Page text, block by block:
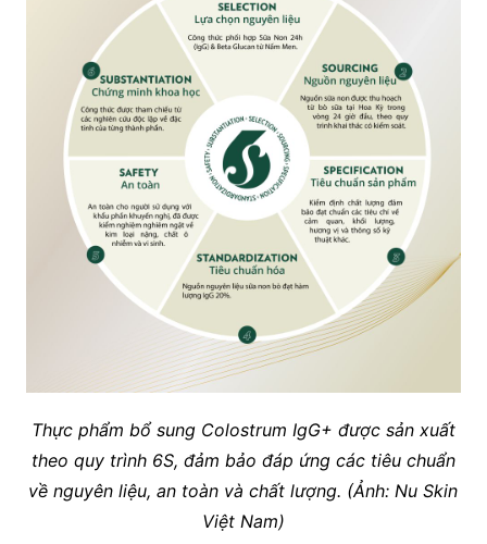
Thực phẩm bổ sung Colostrum IgG+ được sản xuất
theo quy trình 6S, đảm bảo đáp ứng các tiêu chuẩn
về nguyên liệu, an toàn và chất lượng. (Ảnh: Nu Skin
Việt Nam)